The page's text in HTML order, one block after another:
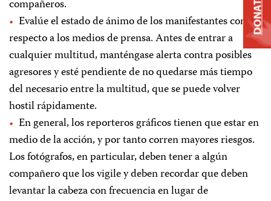
compañeros.
Evalúe el estado de ánimo de los manifestantes con
respecto a los medios de prensa. Antes de entrar a
cualquier multitud, manténgase alerta contra posibles
agresores y esté pendiente de no quedarse más tiempo
del necesario entre la multitud, que se puede volver
hostil rápidamente.
En general, los reporteros gráficos tienen que estar en
medio de la acción, y por tanto corren mayores riesgos.
Los fotógrafos, en particular, deben tener a algún
compañero que los vigile y deben recordar que deben
levantar la cabeza con frecuencia en lugar de
DONATE